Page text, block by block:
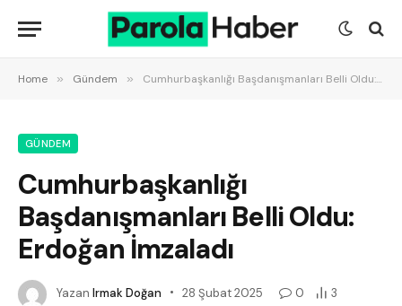
Home » Gündem » Cumhurbaşkanlığı Başdanışmanları Belli Oldu: Erdoğan İmzaladı
GÜNDEM
Cumhurbaşkanlığı
Başdanışmanları Belli Oldu:
Erdoğan İmzaladı
Yazan Irmak Doğan 28 Şubat 2025 0
3